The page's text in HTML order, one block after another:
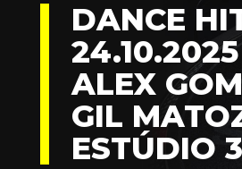
DANCE
ALEX
GIL
ESTÚDIO 3